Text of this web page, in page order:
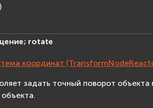
rotate
координат
задать точный поворот объекта